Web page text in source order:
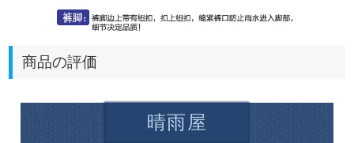
商品の評価
晴雨屋